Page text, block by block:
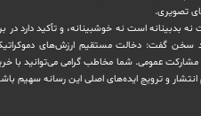
تصویری.
نه بدبینانه است نه خوشبینانه، و تأکید دارد ‏در
سخن گفت: دخالت مستقیم ارزش‌های دموکراتیک
عمومی. شما مخاطب گرامی می‌توانید با
انتشار و ترویج ایده‌های اصلی این رسانه سهیم